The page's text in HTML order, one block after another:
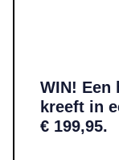
WIN! Een
kreeft in
€ 199,95.